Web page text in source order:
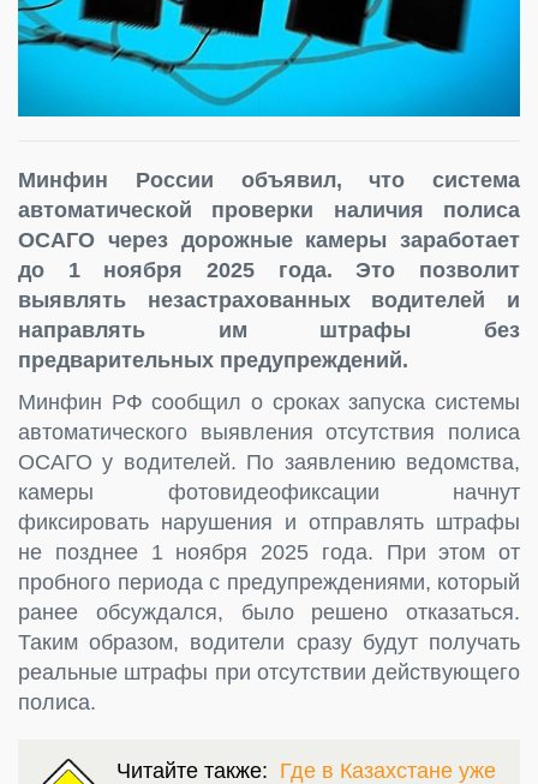
Минфин России объявил, что система
автоматической проверки наличия полиса
ОСАГО через дорожные камеры заработает
до 1 ноября 2025 года. Это позволит
выявлять незастрахованных водителей и
направлять им штрафы без
предварительных предупреждений.
Минфин РФ сообщил о сроках запуска системы
автоматического выявления отсутствия полиса
ОСАГО у водителей. По заявлению ведомства,
камеры фотовидеофиксации начнут
фиксировать нарушения и отправлять штрафы
не позднее 1 ноября 2025 года. При этом от
пробного периода с предупреждениями, который
ранее обсуждался, было решено отказаться.
Таким образом, водители сразу будут получать
реальные штрафы при отсутствии действующего
полиса.
Читайте также: Где в Казахстане уже